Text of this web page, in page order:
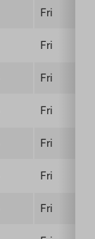
Fri
Fri
Fri
Fri
Fri
Fri
Fri